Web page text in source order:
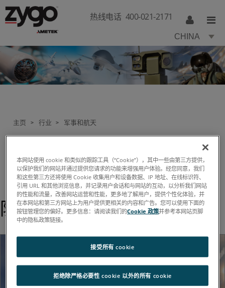
热线电话 400-021-2171
CHINA
主页 > 行业 > 军事和航天
军事和航天
防御
本网站使用 cookie 和类似的跟踪工具（“Cookie”），其中一些由第三方提供，
以保护我们的网站并通过提供您请求的功能来增强用户体验。经您同意，我们
和这些第三方还将使用 Cookie 收集用户和设备数据、IP 地址、在线标识符、
引用 URL 和其他浏览信息，并记录用户会话和与网站的互动，以分析我们网站
的性能和流量，改善网站运营和性能，更多地了解用户，提供个性化体验，并
在本网站和第三方网站上为用户提供更相关的内容和广告。您可以使用下面的
按钮管理您的偏好。更多信息：请阅读我们的Cookie 政策并参考本网站页脚
中的隐私政策链接。
拒绝除严格必要性 cookie 以外的所有 cookie
接受所有 cookie